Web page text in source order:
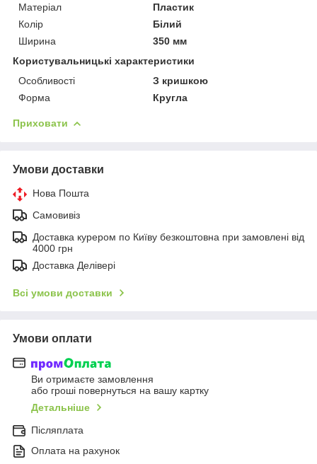
Матеріал
Пластик
Колір
Білий
Ширина
350 мм
Користувальницькі характеристики
Особливості
З кришкою
Форма
Кругла
Приховати
Умови доставки
Нова Пошта
Самовивіз
Доставка курером по Київу безкоштовна при замовлені від
4000 грн
Доставка Делівері
Всі умови доставки
Умови оплати
Ви отримаєте замовлення
або гроші повернуться на вашу картку
Детальніше
Післяплата
Оплата на рахунок